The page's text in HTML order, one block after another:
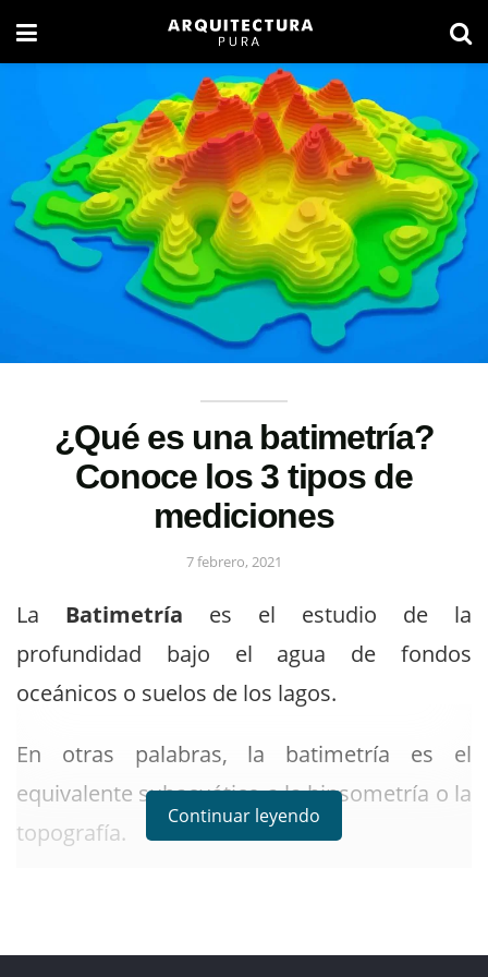
¿Qué es una batimetría?
Conoce los 3 tipos de
mediciones
7 febrero, 2021
La Batimetría es el estudio de la
profundidad bajo el agua de fondos
oceánicos o suelos de los lagos.
En otras palabras, la batimetría es el
equivalente subacuático a la hipsometría o la
topografía.
Continuar leyendo